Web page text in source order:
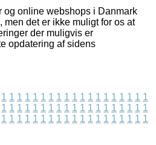
og online webshops i Danmark
det er ikke muligt for os at
der muligvis er
opdatering af sidens
1 1 1 1 1 1 1 1 1 1 1 1 1 1 1 1 1 1 1
1 1 1 1 1 1 1 1 1 1 1 1 1 1 1 1 1 1 1
1 1 1 1 1 1 1 1 1 1 1 1 1 1 1 1 1 1 1